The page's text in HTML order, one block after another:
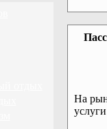
На